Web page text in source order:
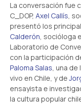
La conversación fue
C_DOP, Axel Callís,
presentó los
Calderón, socióloga
Laboratorio de
con la participación
Paloma Salas, una de
vivo en Chile, y de
ensayista e
la cultura popular